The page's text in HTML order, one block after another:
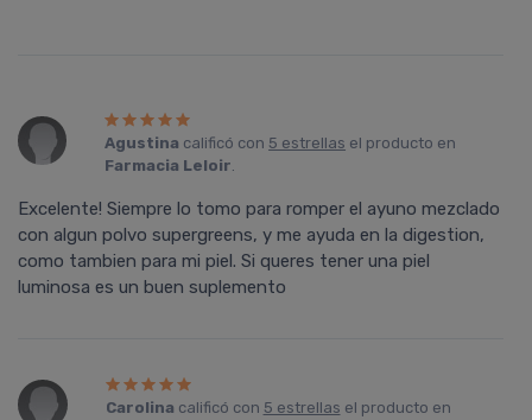
Agustina calificó con 5 estrellas el producto en
Farmacia Leloir.
Excelente! Siempre lo tomo para romper el ayuno mezclado
con algun polvo supergreens, y me ayuda en la digestion,
como tambien para mi piel. Si queres tener una piel
luminosa es un buen suplemento
Carolina calificó con 5 estrellas el producto en